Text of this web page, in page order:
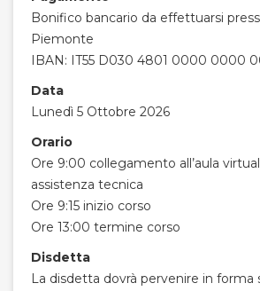
Bonifico bancario da effettuarsi
Piemonte
IBAN: IT55 D030 4801 0000 0000
Data
Lunedì 5 Ottobre 2026
Orario
Ore 9:00 collegamento all’aula
assistenza tecnica
Ore 9:15 inizio corso
Ore 13:00 termine corso
Disdetta
La disdetta dovrà pervenire in forma